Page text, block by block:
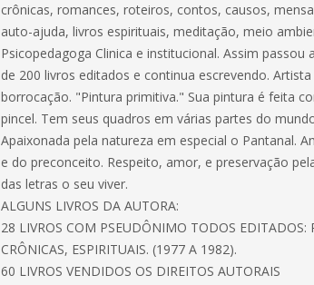
crônicas, romances, roteiros, contos, causos,
auto-ajuda, livros espirituais, meditação, meio
Psicopedagoga Clinica e institucional. Assim
de 200 livros editados e continua escrevendo.
borrocação. "Pintura primitiva." Sua pintura é feita
pincel. Tem seus quadros em várias partes do
Apaixonada pela natureza em especial o Pantanal.
e do preconceito. Respeito, amor, e preservação
das letras o seu viver.
ALGUNS LIVROS DA AUTORA:
28 LIVROS COM PSEUDÔNIMO TODOS EDITADOS:
CRÔNICAS, ESPIRITUAIS. (1977 A 1982).
60 LIVROS VENDIDOS OS DIREITOS AUTORAIS